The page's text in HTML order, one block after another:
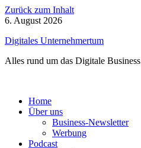
Zurück zum Inhalt
6. August 2026
Digitales Unternehmertum
Alles rund um das Digitale Business
Home
Über uns
Business-Newsletter
Werbung
Podcast